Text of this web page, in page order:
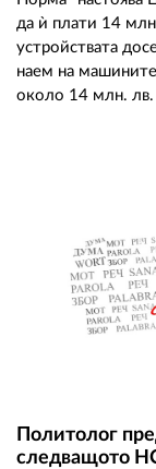
да ѝ плати 14
устройствата
наем на машините
около 14 млн.
Политолог
следващото